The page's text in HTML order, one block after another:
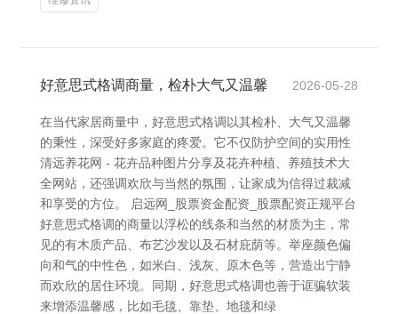
好意思式格调商量，检朴大气又温馨 2026-05-28
在当代家居商量中，好意思式格调以其检朴、大气又温馨
的秉性，深受好多家庭的疼爱。它不仅防护空间的实用性
清远养花网 - 花卉品种图片分享及花卉种植、养殖技术大
全网站，还强调欢欣与当然的氛围，让家成为信得过裁减
和享受的方位。 启远网_股票资金配资_股票配资正规平台
好意思式格调的商量以浮松的线条和当然的材质为主，常
见的有木质产品、布艺沙发以及石材庇荫等。举座颜色偏
向和气的中性色，如米白、浅灰、原木色等，营造出宁静
而欢欣的居住环境。同期，好意思式格调也善于诓骗软装
来增添温馨感，比如毛毯、靠垫、地毯和绿